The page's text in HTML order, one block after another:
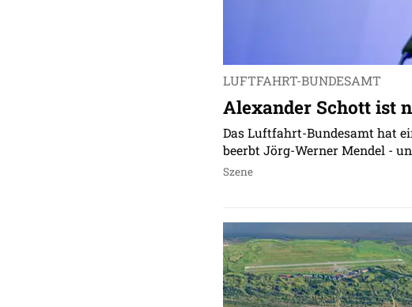
LUFTFAHRT-BUNDESAMT
Alexander Schott ist
Das Luftfahrt-Bundesamt hat
beerbt Jörg-Werner Mendel -
Szene